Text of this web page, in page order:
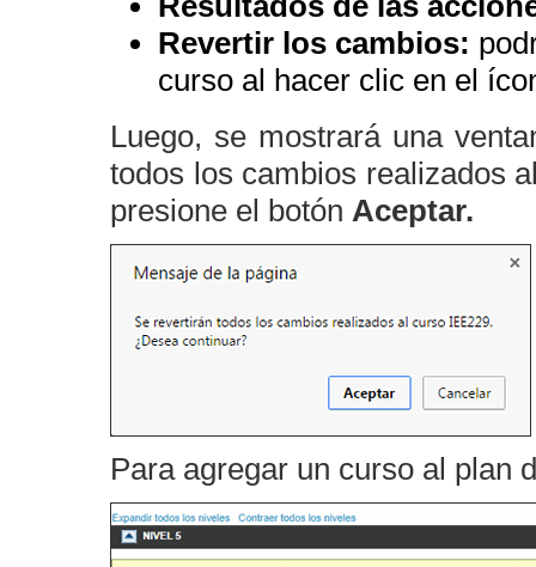
Revertir los cambios:
curso al hacer clic en el
Luego, se mostrará una
todos los cambios realizados
presione el botón Aceptar.
Para agregar un curso al plan